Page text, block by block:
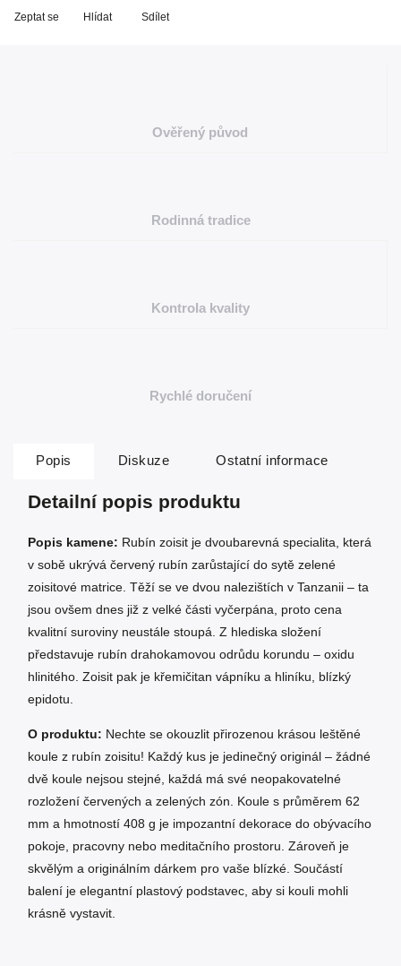
Zeptat se Hlídat Sdílet
Ověřený původ
Rodinná tradice
Kontrola kvality
Rychlé doručení
Popis Diskuze Ostatní informace
Detailní popis produktu
Popis kamene: Rubín zoisit je dvoubarevná specialita, která
v sobě ukrývá červený rubín zarůstající do sytě zelené
zoisitové matrice. Těží se ve dvou nalezištích v Tanzanii – ta
jsou ovšem dnes již z velké části vyčerpána, proto cena
kvalitní suroviny neustále stoupá. Z hlediska složení
představuje rubín drahokamovou odrůdu korundu – oxidu
hlinitého. Zoisit pak je křemičitan vápníku a hliníku, blízký
epidotu.
O produktu: Nechte se okouzlit přirozenou krásou leštěné
koule z rubín zoisitu! Každý kus je jedinečný originál – žádné
dvě koule nejsou stejné, každá má své neopakovatelné
rozložení červených a zelených zón. Koule s průměrem 62
mm a hmotností 408 g je impozantní dekorace do obývacího
pokoje, pracovny nebo meditačního prostoru. Zároveň je
skvělým a originálním dárkem pro vaše blízké. Součástí
balení je elegantní plastový podstavec, aby si kouli mohli
krásně vystavit.